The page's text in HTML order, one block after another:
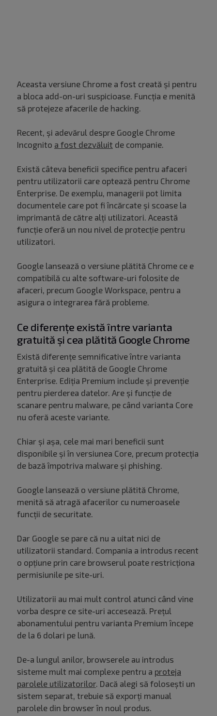
Aceasta versiune Chrome a fost creată și pentru
a bloca add-on-uri suspicioase. Funcția e menită
să protejeze afacerile de hacking.
Recent, și adevărul despre Google Chrome
Incognito a fost dezvăluit de companie.
Există câteva beneficii specifice pentru afaceri
pentru utilizatorii care optează pentru Chrome
Enterprise. De exemplu, managerii pot limita
documentele care pot fi încărcate și scoase la
imprimantă de către alți utilizatori. Această
funcție oferă un nou nivel de protecție pentru
utilizatori.
Google lansează o versiune plătită Chrome ce e
compatibilă cu alte software-uri folosite de
afaceri, precum Google Workspace, pentru a
asigura o integrarea fără probleme.
Ce diferențe există între varianta
gratuită și cea plătită Google Chrome
Există diferențe semnificative între varianta
gratuită și cea plătită de Google Chrome
Enterprise. Ediția Premium include și prevenție
pentru pierderea datelor. Are și funcție de
scanare pentru malware, pe când varianta Core
nu oferă aceste variante.
Chiar și așa, cele mai mari beneficii sunt
disponibile și în versiunea Core, precum protecția
de bază împotriva malware și phishing.
Google lansează o versiune plătită Chrome,
menită să atragă afacerilor cu numeroasele
funcții de securitate.
Dar Google se pare că nu a uitat nici de
utilizatorii standard. Compania a introdus recent
o opțiune prin care browserul poate restricționa
permisiunile pe site-uri.
Utilizatorii au mai mult control atunci când vine
vorba despre ce site-uri accesează. Prețul
abonamentului pentru varianta Premium începe
de la 6 dolari pe lună.
De-a lungul anilor, browserele au introdus
sisteme mult mai complexe pentru a proteja
parolele utilizatorilor. Dacă alegi să folosești un
sistem separat, trebuie să exporți manual
parolele din browser în noul produs.